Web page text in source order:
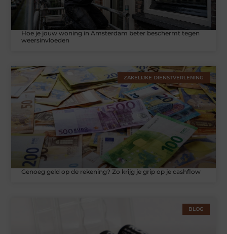
Hoe je jouw woning in Amsterdam beter beschermt tegen
weersinvloeden
ZAKELIJKE DIENSTVERLENING
Genoeg geld op de rekening? Zo krijg je grip op je cashflow
BLOG